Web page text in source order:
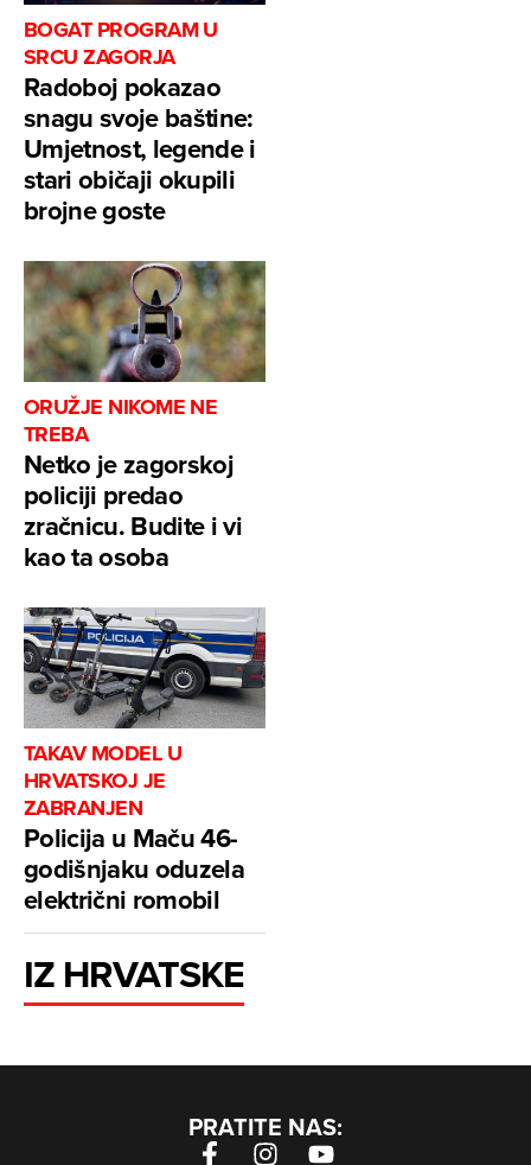
BOGAT PROGRAM U
SRCU ZAGORJA
Radoboj pokazao
snagu svoje baštine:
Umjetnost, legende i
stari običaji okupili
brojne goste
ORUŽJE NIKOME NE
TREBA
Netko je zagorskoj
policiji predao
zračnicu. Budite i vi
kao ta osoba
TAKAV MODEL U
HRVATSKOJ JE
ZABRANJEN
Policija u Maču 46-
godišnjaku oduzela
električni romobil
IZ HRVATSKE
PRATITE NAS: